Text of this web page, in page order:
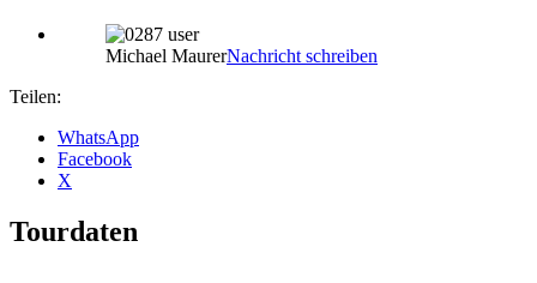
Michael MaurerNachricht schreiben
Teilen:
WhatsApp
Facebook
X
Tourdaten